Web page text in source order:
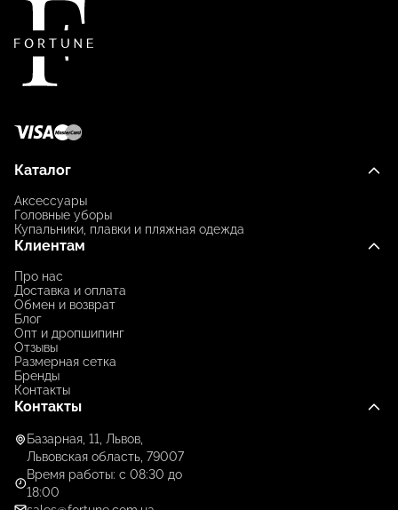
Каталог
Аксессуары
Головные уборы
Купальники, плавки и пляжная одежда
Клиентам
Про нас
Доставка и оплата
Обмен и возврат
Блог
Опт и дропшипинг
Отзывы
Размерная сетка
Бренды
Контакты
Контакты
Базарная, 11, Львов,
Львовская область, 79007
Время работы: с 08:30 до
18:00